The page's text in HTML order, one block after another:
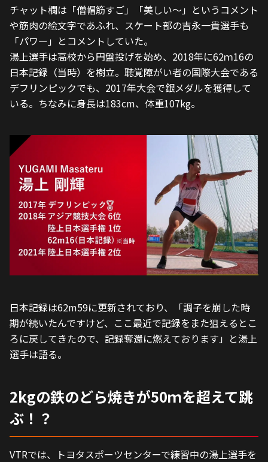
チャット欄は「僧帽筋すご」「美しい～」というコメント
や筋肉の絵文字であふれ、スケート部の吉永一貴選手も
「パワー」とコメントしていた。
湯上選手は高校から円盤投げを始め、2018年に62ｍ16の
日本記録（当時）を樹立。聴覚障がい者の国際大会である
デフリンピックでも、2017年大会で銀メダルを獲得して
いる。ちなみに身長は183cm、体重107kg。
日本記録は62m59に更新されており、「調子を崩した時
期が続いたんですけど、ここ最近で記録をまた狙えるとこ
ろに戻してきたので、記録奪還に燃えております」と湯上
選手は語る。
2kgの鉄のどら焼きが50ｍを超えて跳
ぶ！？
VTRでは、トヨタスポーツセンターで練習中の湯上選手を